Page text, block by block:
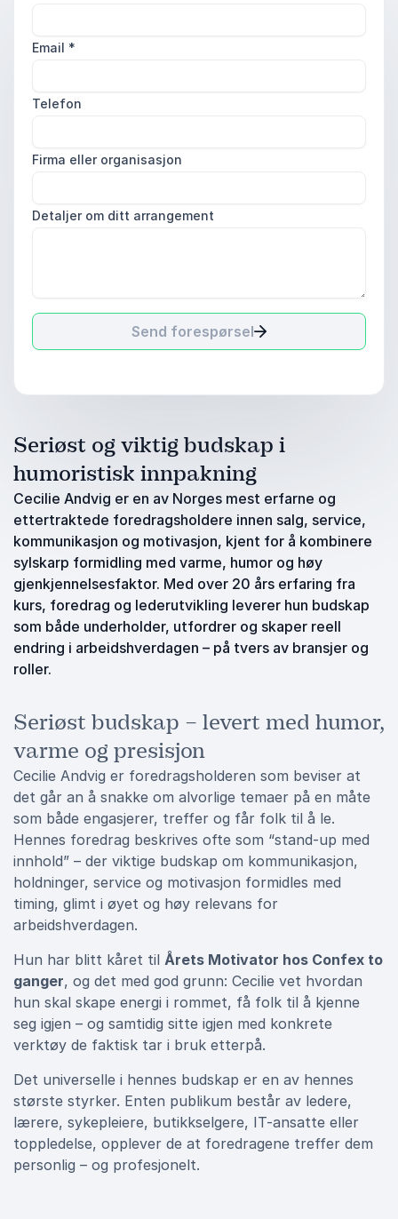
Email *
Telefon
Firma eller organisasjon
Detaljer om ditt arrangement
Send forespørsel
Seriøst og viktig budskap i
humoristisk innpakning
Cecilie Andvig er en av Norges mest erfarne og
ettertraktede foredragsholdere innen salg, service,
kommunikasjon og motivasjon, kjent for å kombinere
sylskarp formidling med varme, humor og høy
gjenkjennelsesfaktor. Med over 20 års erfaring fra
kurs, foredrag og lederutvikling leverer hun budskap
som både underholder, utfordrer og skaper reell
endring i arbeidshverdagen – på tvers av bransjer og
roller.
Seriøst budskap – levert med humor,
varme og presisjon
Cecilie Andvig er foredragsholderen som beviser at
det går an å snakke om alvorlige temaer på en måte
som både engasjerer, treffer og får folk til å le.
Hennes foredrag beskrives ofte som “stand-up med
innhold” – der viktige budskap om kommunikasjon,
holdninger, service og motivasjon formidles med
timing, glimt i øyet og høy relevans for
arbeidshverdagen.
Hun har blitt kåret til Årets Motivator hos Confex to
ganger, og det med god grunn: Cecilie vet hvordan
hun skal skape energi i rommet, få folk til å kjenne
seg igjen – og samtidig sitte igjen med konkrete
verktøy de faktisk tar i bruk etterpå.
Det universelle i hennes budskap er en av hennes
største styrker. Enten publikum består av ledere,
lærere, sykepleiere, butikkselgere, IT-ansatte eller
toppledelse, opplever de at foredragene treffer dem
personlig – og profesjonelt.